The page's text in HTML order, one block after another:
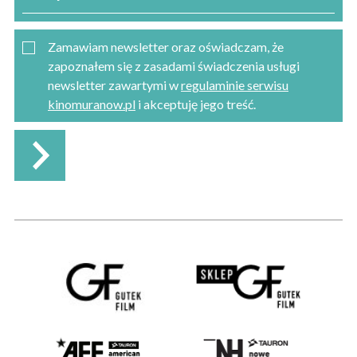
Zamawiam newsletter oraz oświadczam, że
zapoznałem się z zasadami świadczenia usługi
newsletter zawartymi wregulaminie serwisu
kinomuranow.pl i akceptuję jego treść.